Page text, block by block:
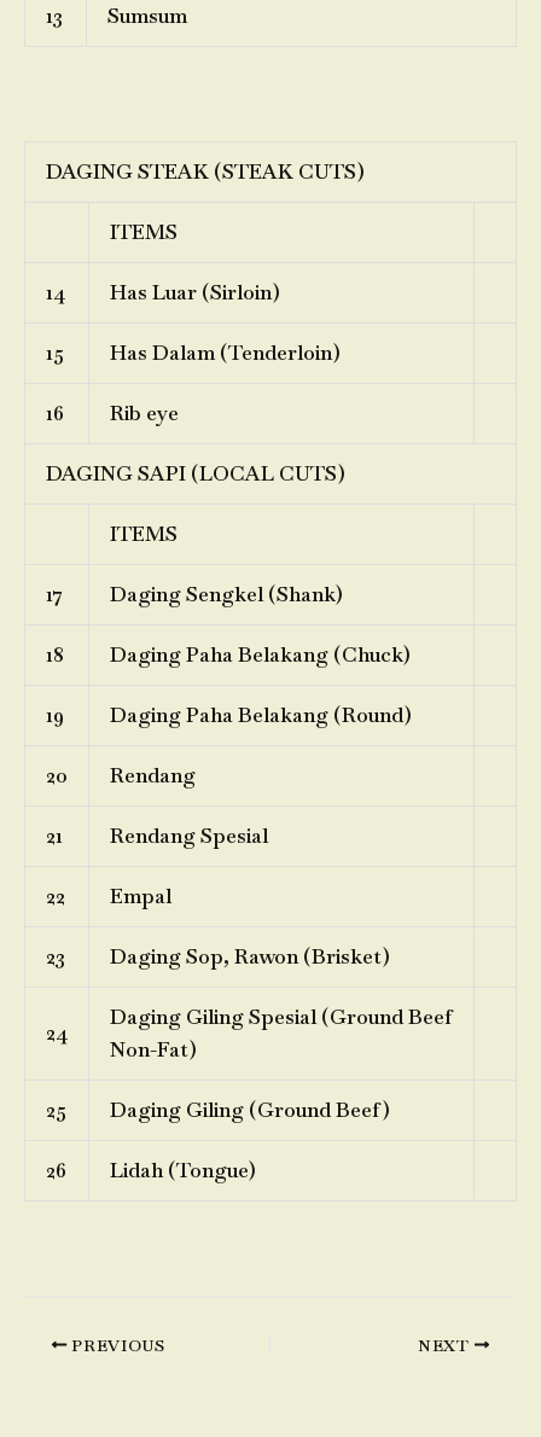
13 Sumsum
DAGING STEAK (STEAK CUTS)
ITEMS
14 Has Luar (Sirloin)
15 Has Dalam (Tenderloin)
16 Rib eye
DAGING SAPI (LOCAL CUTS)
ITEMS
17 Daging Sengkel (Shank)
18 Daging Paha Belakang (Chuck)
19 Daging Paha Belakang (Round)
20 Rendang
21 Rendang Spesial
22 Empal
23 Daging Sop, Rawon (Brisket)
24
Daging Giling Spesial (Ground Beef
Non-Fat)
25 Daging Giling (Ground Beef)
26 Lidah (Tongue)
PREVIOUS NEXT